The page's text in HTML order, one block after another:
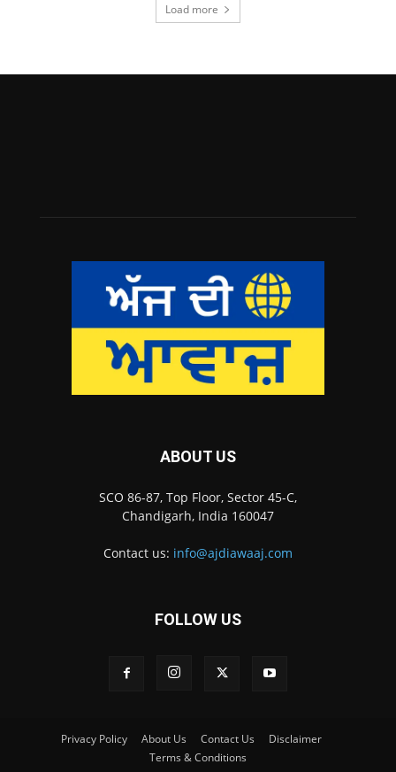
Load more
ABOUT US
SCO 86-87, Top Floor, Sector 45-C,
Chandigarh, India 160047
Contact us: info@ajdiawaaj.com
FOLLOW US
Privacy Policy About Us Contact Us
Disclaimer
Terms & Conditions